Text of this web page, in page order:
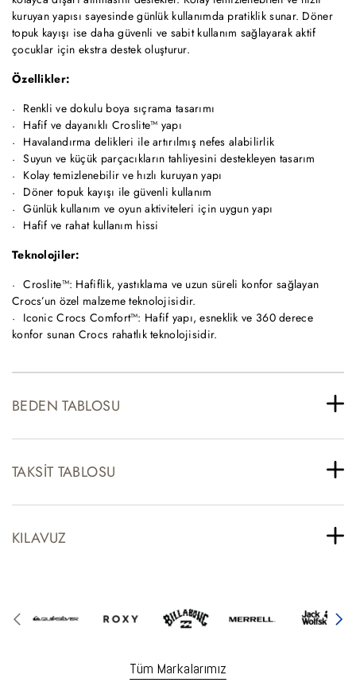
kuruyan yapısı sayesinde günlük kullanımda pratiklik sunar. Döner
topuk kayışı ise daha güvenli ve sabit kullanım sağlayarak aktif
çocuklar için ekstra destek oluşturur.
Özellikler:
Renkli ve dokulu boya sıçrama tasarımı
Hafif ve dayanıklı Croslite™ yapı
Havalandırma delikleri ile artırılmış nefes alabilirlik
Suyun ve küçük parçacıkların tahliyesini destekleyen tasarım
Kolay temizlenebilir ve hızlı kuruyan yapı
Döner topuk kayışı ile güvenli kullanım
Günlük kullanım ve oyun aktiviteleri için uygun yapı
Hafif ve rahat kullanım hissi
Teknolojiler:
Croslite™: Hafiflik, yastıklama ve uzun süreli konfor sağlayan
Crocs’un özel malzeme teknolojisidir.
Iconic Crocs Comfort™: Hafif yapı, esneklik ve 360 derece
konfor sunan Crocs rahatlık teknolojisidir.
BEDEN TABLOSU
TAKSIT TABLOSU
KILAVUZ
Tüm Markalarımız